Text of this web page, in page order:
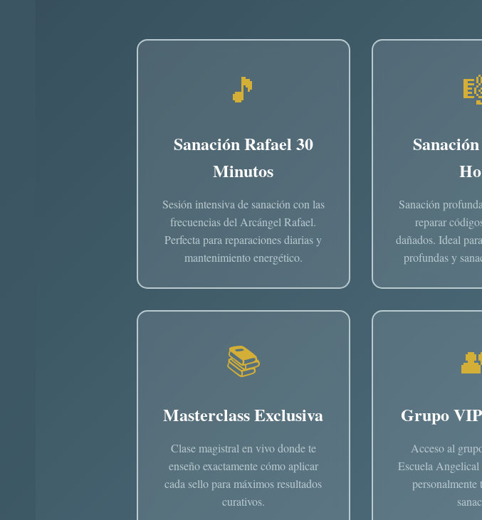
🎵
Sanación Rafael 30
Minutos
Sesión intensiva de sanación con las
frecuencias del Arcángel Rafael.
Perfecta para reparaciones diarias y
mantenimiento energético.
Sanación
reparar
dañados. Ideal
profundas y
📚
Masterclass Exclusiva
Clase magistral en vivo donde te
enseño exactamente cómo aplicar
cada sello para máximos resultados
curativos.
Grupo
Acceso al
Escuela
personalmente